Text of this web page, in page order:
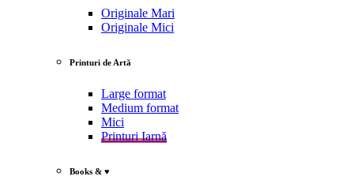
Originale Mari
Originale Mici
Printuri de Artă
Large format
Medium format
Mici
Printuri Iarnă
Books & ♥